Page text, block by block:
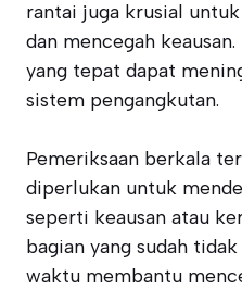
rantai juga krusial
dan mencegah
yang tepat dapat
sistem pengangkutan.
Pemeriksaan berkala
diperlukan untuk
seperti keausan atau
bagian yang sudah
waktu membantu